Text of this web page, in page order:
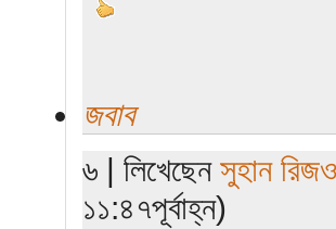
জবাব
৬ | লিখেছেন সুহান
১১:৪৭পূর্বাহ্ন)